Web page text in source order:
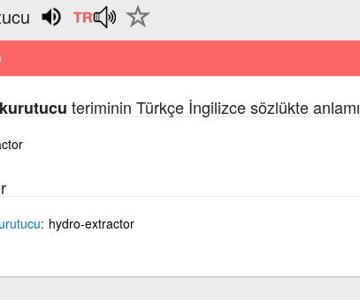
teriminin Türkçe İngilizce sözlükte anlamı
hydro-extractor